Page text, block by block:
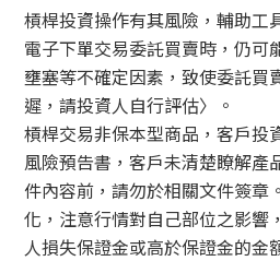
槓桿投資操作有其風險，輔助工
電子下單交易委託買賣時，仍可
壅塞等不確定因素，致使委託買
遲，請投資人自行評估〉。
槓桿交易非保本型商品，客戶投
風險預告書，客戶未清楚瞭解產
件內容前，請勿於相關文件簽章
化，注意行情對自己部位之影響
人損失保證金或高於保證金的金